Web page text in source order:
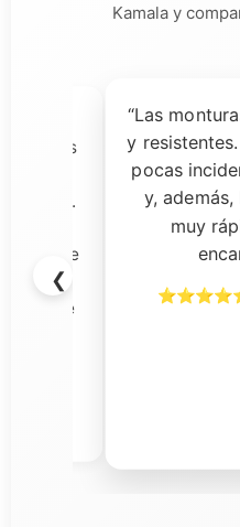
Kamala y
❮
las
calidad.
fue
de
“Las
y
pocas
y,
muy